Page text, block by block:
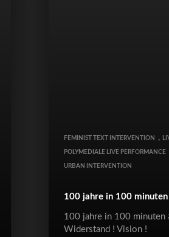
FEMINIST TEXT INTERVENTION ,
POLYMEDIALE LIVE PERFORMANCE
URBAN INTERVENTION
100 jahre in 100
100 jahre in 100 minuten
Widerstand ! Vision !